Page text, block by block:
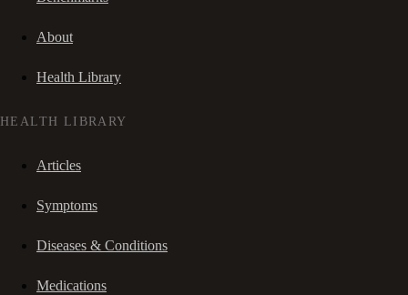
About
Health Library
HEALTH LIBRARY
Articles
Symptoms
Diseases & Conditions
Medications